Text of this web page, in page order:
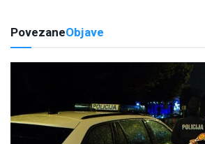
PovezaneObjave